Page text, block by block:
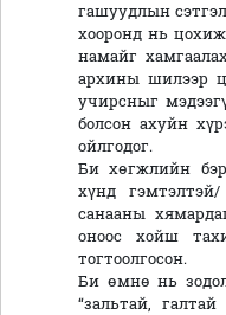
гашуудлын
хооронд нь
намайг
архины шилээр
учирсныг
болсон ахуйн
ойлгодог.
Би хөгжлийн
хүнд
санааны
оноос хойш
тогтоолгосон.
Би өмнө нь
“зальтай,